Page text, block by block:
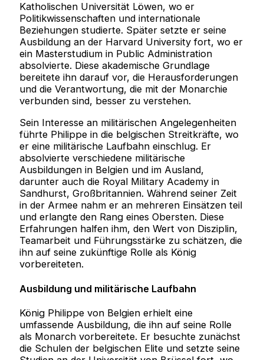
Katholischen Universität Löwen, wo er
Politikwissenschaften und internationale
Beziehungen studierte. Später setzte er seine
Ausbildung an der Harvard University fort, wo er
ein Masterstudium in Public Administration
absolvierte. Diese akademische Grundlage
bereitete ihn darauf vor, die Herausforderungen
und die Verantwortung, die mit der Monarchie
verbunden sind, besser zu verstehen.
Sein Interesse an militärischen Angelegenheiten
führte Philippe in die belgischen Streitkräfte, wo
er eine militärische Laufbahn einschlug. Er
absolvierte verschiedene militärische
Ausbildungen in Belgien und im Ausland,
darunter auch die Royal Military Academy in
Sandhurst, Großbritannien. Während seiner Zeit
in der Armee nahm er an mehreren Einsätzen teil
und erlangte den Rang eines Obersten. Diese
Erfahrungen halfen ihm, den Wert von Disziplin,
Teamarbeit und Führungsstärke zu schätzen, die
ihn auf seine zukünftige Rolle als König
vorbereiteten.
Ausbildung und militärische Laufbahn
König Philippe von Belgien erhielt eine
umfassende Ausbildung, die ihn auf seine Rolle
als Monarch vorbereitete. Er besuchte zunächst
die Schulen der belgischen Elite und setzte seine